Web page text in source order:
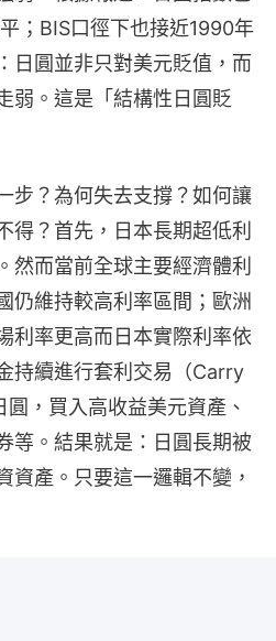
；BIS口徑下也接近1990年
日圓並非只對美元貶值，而
弱。這是「結構性日圓貶
步？為何失去支撐？如何讓
得？首先，日本長期超低利
然而當前全球主要經濟體利
仍維持較高利率區間；歐洲
利率更高而日本實際利率依
持續進行套利交易（Carry
，買入高收益美元資產、
等。結果就是：日圓長期被
資產。只要這一邏輯不變，